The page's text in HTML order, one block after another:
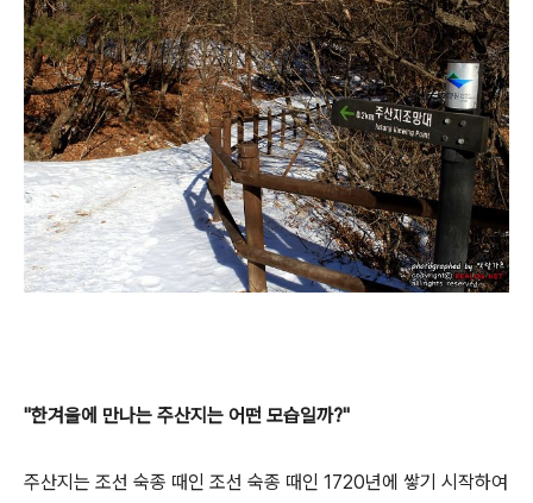
"한겨울에 만나는 주산지는 어떤 모습일까?"
주산지는 조선 숙종 때인 조선 숙종 때인 1720년에 쌓기 시작하여